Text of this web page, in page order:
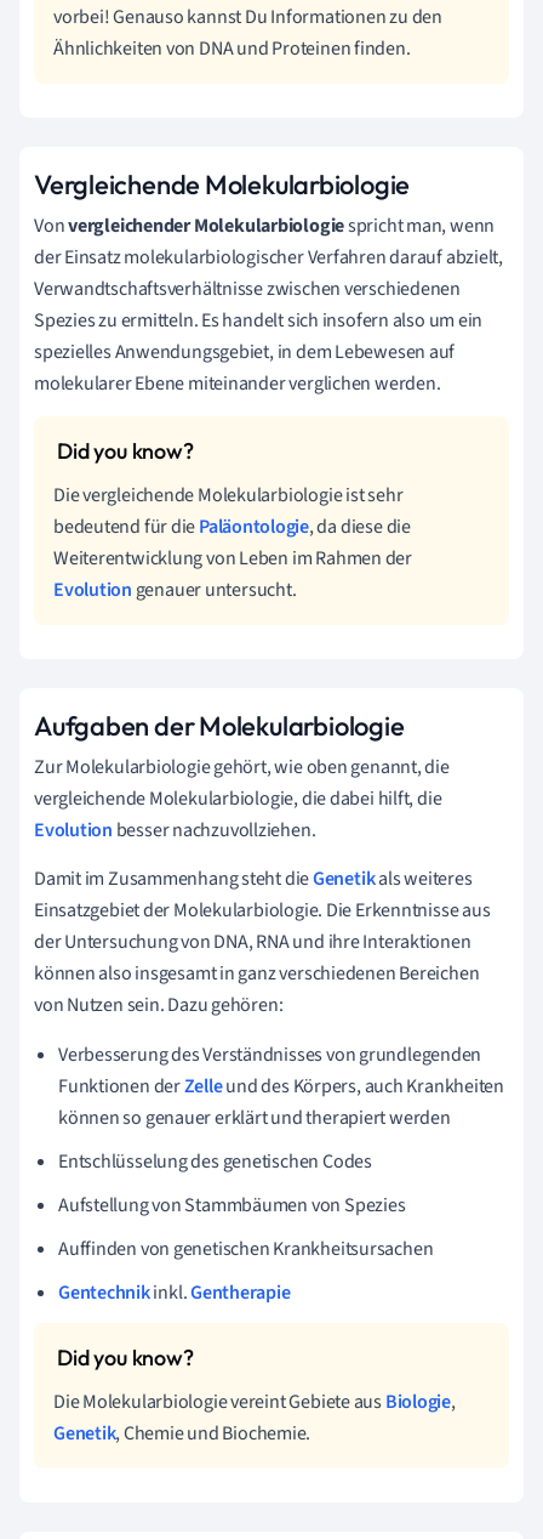
vorbei! Genauso kannst Du Informationen zu den
Ähnlichkeiten von DNA und Proteinen finden.
Vergleichende Molekularbiologie
Vonvergleichender Molekularbiologiespricht man, wenn
der Einsatz molekularbiologischer Verfahren darauf abzielt,
Verwandtschaftsverhältnisse zwischen verschiedenen
Spezies zu ermitteln. Es handelt sich insofern also um ein
spezielles Anwendungsgebiet, in dem Lebewesen auf
molekularer Ebene miteinander verglichen werden.
Die vergleichende Molekularbiologie ist sehr
bedeutend für diePaläontologie, da diese die
Weiterentwicklung von Leben im Rahmen der
Evolution genauer untersucht.
Aufgaben der Molekularbiologie
Zur Molekularbiologie gehört, wie oben genannt, die
vergleichende Molekularbiologie, die dabei hilft, die
Evolution besser nachzuvollziehen.
Damit im Zusammenhang steht dieGenetikals weiteres
Einsatzgebiet der Molekularbiologie. Die Erkenntnisse aus
der Untersuchung von DNA, RNA und ihre Interaktionen
können also insgesamt in ganz verschiedenen Bereichen
von Nutzen sein. Dazu gehören:
Verbesserung des Verständnisses von grundlegenden
Funktionen derZelleund des Körpers, auch Krankheiten
können so genauer erklärt und therapiert werden
Entschlüsselung des genetischen Codes
Aufstellung von Stammbäumen von Spezies
Auffinden von genetischen Krankheitsursachen
Gentechnikinkl.Gentherapie
Die Molekularbiologie vereint Gebiete ausBiologie,
Genetik, Chemie und Biochemie.